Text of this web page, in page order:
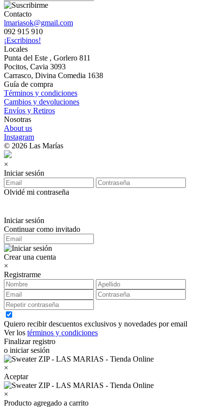
Contacto
lmariasok@gmail.com
092 915 910
¡Escribinos!
Locales
Punta del Este , Gorlero 811
Pocitos, Cavia 3093
Carrasco, Divina Comedia 1638
Guía de compra
Términos y condiciones
Cambios y devoluciones
Envíos y Retiros
Nosotras
About us
Instagram
© 2026 Las Marías
×
Iniciar sesión
Olvidé mi contraseña
Iniciar sesión
Continuar como invitado
Crear una cuenta
×
Registrarme
Quiero recibir descuentos exclusivos y novedades por email
Ver los términos y condiciones
Finalizar registro
o iniciar sesión
×
Aceptar
×
Producto agregado a carrito